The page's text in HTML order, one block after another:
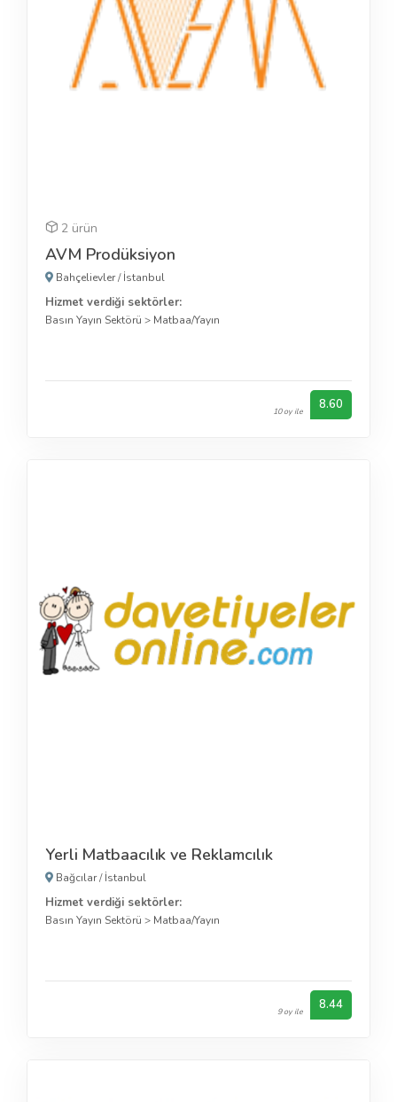
2 ürün
AVM Prodüksiyon
Bahçelievler/İstanbul
Hizmet verdiği sektörler:
Basın Yayın Sektörü > Matbaa/Yayın
10 oy ile 8.60
Yerli Matbaacılık ve Reklamcılık
Bağcılar/İstanbul
Hizmet verdiği sektörler:
Basın Yayın Sektörü > Matbaa/Yayın
9 oy ile 8.44